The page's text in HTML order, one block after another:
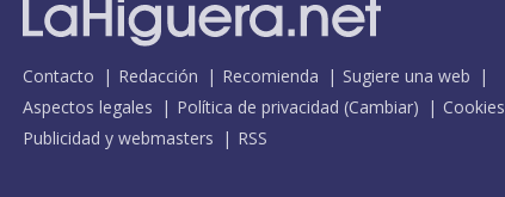
Contacto Redacción Recomienda
Sugiere una web
Aspectos legales
Política de privacidad (Cambiar)
Cookies
Publicidad y webmasters
RSS